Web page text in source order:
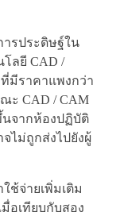
รประดิษฐ์ใน
ลยี CAD /
มีราคาแพงกว่า
ะ CAD / CAM
นจากห้องปฏิบัติ
ไม่ถูกส่งไปยังผู้
ช้จ่ายเพิ่มเติม
อเทียบกับสอง